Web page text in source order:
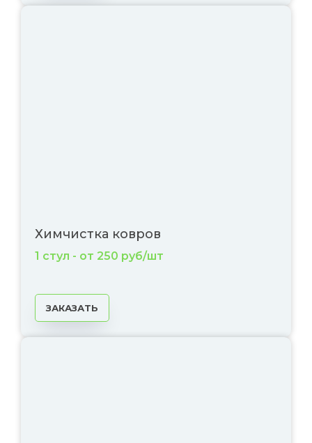
Химчистка ковров
1 стул - от 250 руб/шт
ЗАКАЗАТЬ